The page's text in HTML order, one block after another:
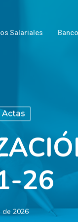
Salariales
Actas
26
de 2026